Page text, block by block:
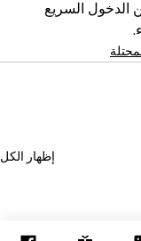
الدخول السريع
إظهار الكل